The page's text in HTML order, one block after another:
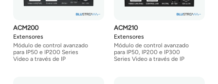
ACM200
Extensores
Módulo de control avanzado
para IP50 e IP200 Series
Video a través de IP
ACM210
Extensores
Módulo de control avanzado
para IP50, IP200 e IP300
Series Video a través de IP